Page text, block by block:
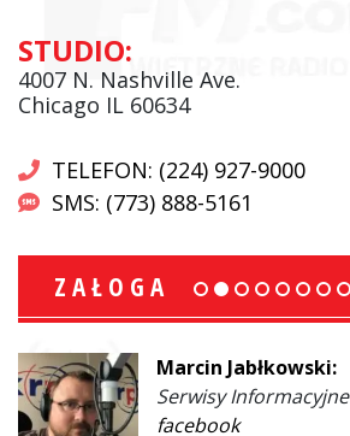
STUDIO:
4007 N. Nashville Ave.
Chicago IL 60634
TELEFON: (224) 927-9000
SMS: (773) 888-5161
ZAŁOGA
Marcin Jabłkowski:
Serwisy Informacyjne
facebook